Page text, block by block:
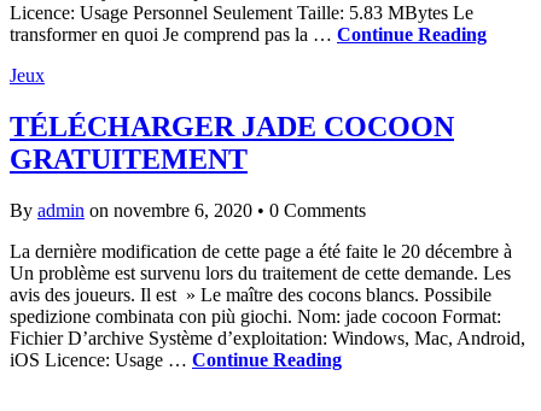
Licence: Usage Personnel Seulement Taille: 5.83 MBytes Le
transformer en quoi Je comprend pas la … Continue Reading
Jeux
TÉLÉCHARGER JADE COCOON
GRATUITEMENT
By admin on novembre 6, 2020 • 0 Comments
La dernière modification de cette page a été faite le 20 décembre à
Un problème est survenu lors du traitement de cette demande. Les
avis des joueurs. Il est » Le maître des cocons blancs. Possibile
spedizione combinata con più giochi. Nom: jade cocoon Format:
Fichier D’archive Système d’exploitation: Windows, Mac, Android,
iOS Licence: Usage … Continue Reading